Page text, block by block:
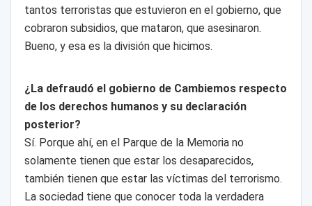
tantos terroristas que estuvieron en el gobierno, que
cobraron subsidios, que mataron, que asesinaron.
Bueno, y esa es la división que hicimos.
¿La defraudó el gobierno de Cambiemos respecto
de los derechos humanos y su declaración
posterior?
Sí. Porque ahí, en el Parque de la Memoria no
solamente tienen que estar los desaparecidos,
también tienen que estar las víctimas del terrorismo.
La sociedad tiene que conocer toda la verdadera